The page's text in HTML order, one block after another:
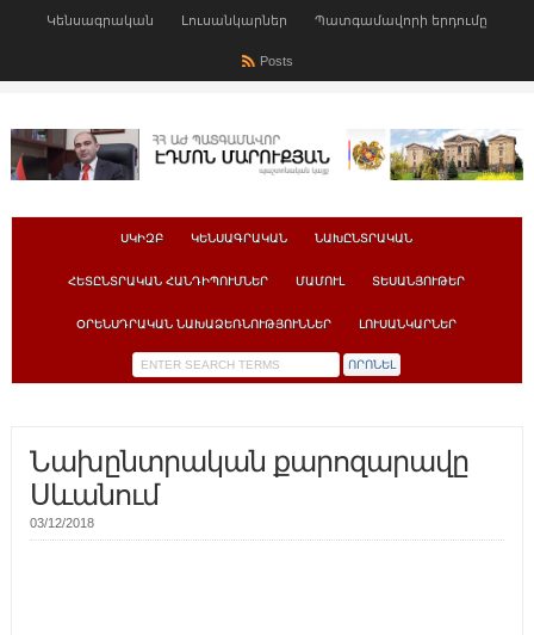
Կենսագրական Լուսանկարներ Պատգամավորի երդումը
Posts
ՍԿԻԶԲ ԿԵՆՍԱԳՐԱԿԱՆ ՆԱԽԸՆՏՐԱԿԱՆ
ՀԵՏԸՆՏՐԱԿԱՆ ՀԱՆԴԻՊՈՒՄՆԵՐ ՄԱՄՈՒԼ ՏԵՍԱՆՅՈՒԹԵՐ
ՕՐԵՆՍԴՐԱԿԱՆ ՆԱԽԱՁԵՌՆՈՒԹՅՈՒՆՆԵՐ ԼՈՒՍԱՆԿԱՐՆԵՐ
Նախընտրական քարոզարավը
Սևանում
03/12/2018